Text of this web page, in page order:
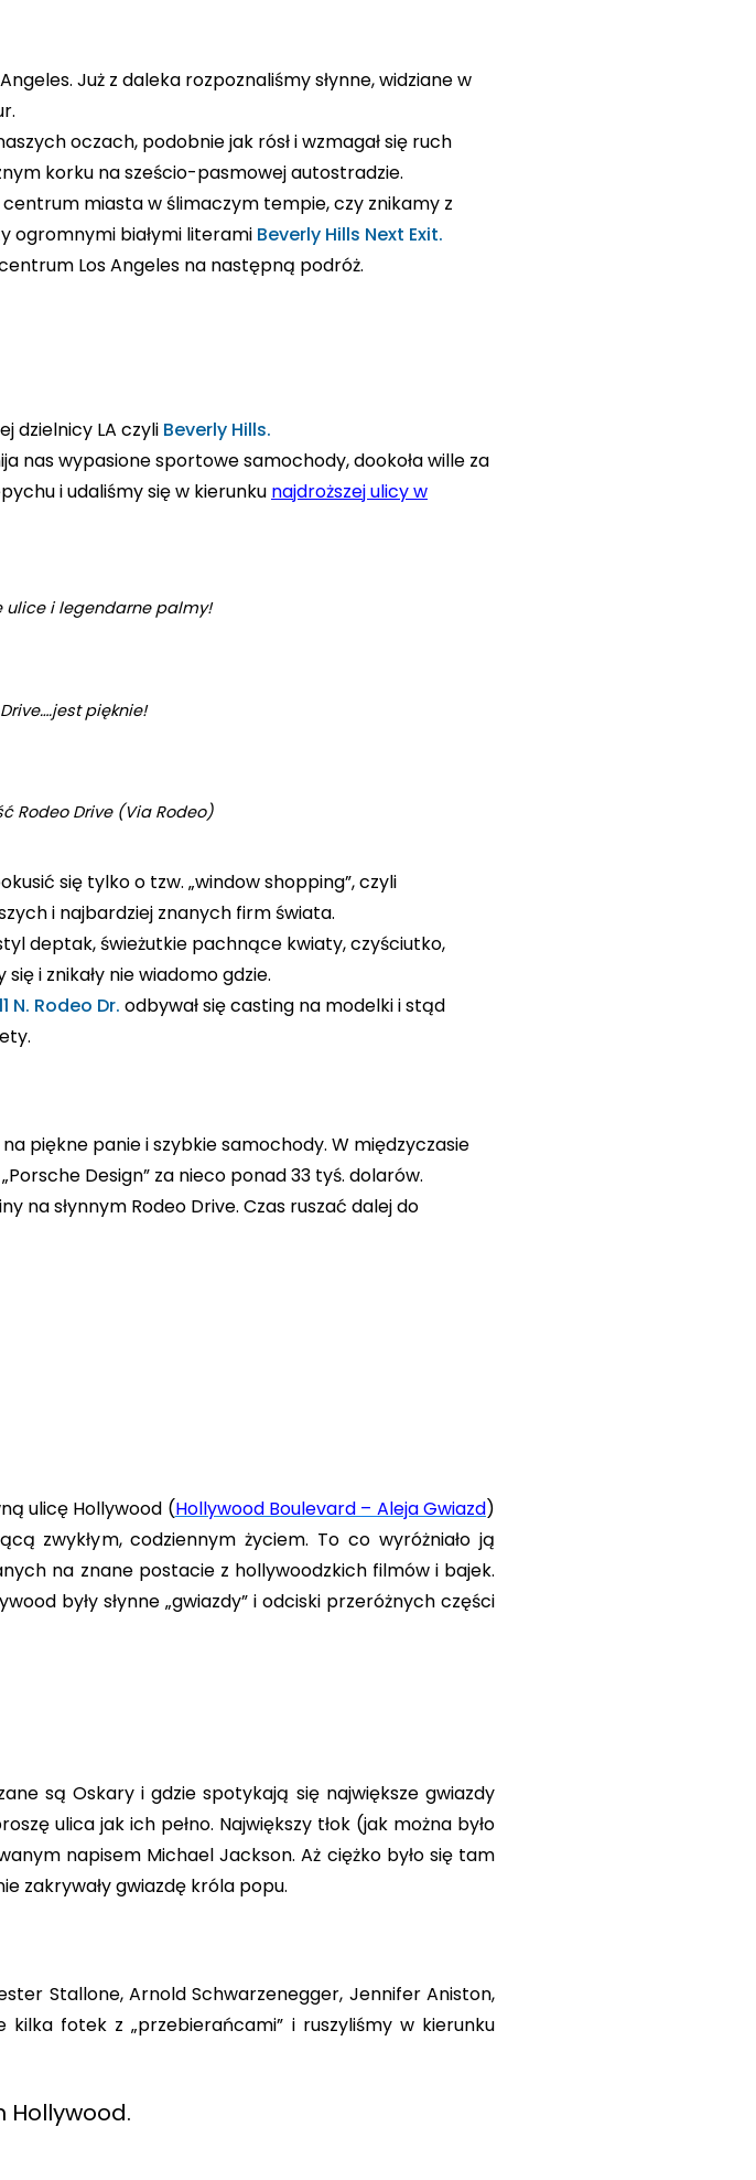
Już z daleka rozpoznaliśmy słynne, widziane w
oczach, podobnie jak rósł i wzmagał się ruch
korku na sześcio-pasmowej autostradzie.
miasta w ślimaczym tempie, czy znikamy z
ogromnymi białymi literami Beverly Hills Next Exit.
Los Angeles na następną podróż.
dzielnicy LA czyli Beverly Hills.
nas wypasione sportowe samochody, dookoła wille za
i udaliśmy się w kierunku najdroższej ulicy w
ulice i legendarne palmy!
pięknie!
Rodeo Drive (Via Rodeo)
się tylko o tzw. „window shopping”, czyli
i najbardziej znanych firm świata.
deptak, świeżutkie pachnące kwiaty, czyściutko,
i znikały nie wiadomo gdzie.
N. Rodeo Dr. odbywał się casting na modelki i stąd
piękne panie i szybkie samochody. W międzyczasie
Design” za nieco ponad 33 tyś. dolarów.
na słynnym Rodeo Drive. Czas ruszać dalej do
ulicę Hollywood (Hollywood Boulevard – Aleja Gwiazd)
zwykłym, codziennym życiem. To co wyróżniało ją
na znane postacie z hollywoodzkich filmów i bajek.
były słynne „gwiazdy” i odciski przeróżnych części
są Oskary i gdzie spotykają się największe gwiazdy
ulica jak ich pełno. Największy tłok (jak można było
napisem Michael Jackson. Aż ciężko było się tam
zakrywały gwiazdę króla popu.
Stallone, Arnold Schwarzenegger, Jennifer Aniston,
kilka fotek z „przebierańcami” i ruszyliśmy w kierunku
Hollywood.